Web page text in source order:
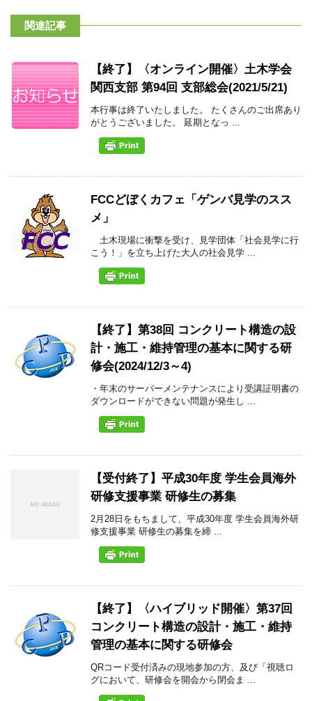
関連記事
【終了】〈オンライン開催〉土木学会
関西支部 第94回 支部総会(2021/5/21)
本行事は終了いたしました。 たくさんのご出席あり
がとうございました。 延期となっ ...
FCCどぼくカフェ「ゲンバ見学のスス
メ」
土木現場に衝撃を受け、見学団体「社会見学に行
こう！」を立ち上げた大人の社会見学 ...
【終了】第38回 コンクリート構造の設
計・施工・維持管理の基本に関する研
修会(2024/12/3～4)
・年末のサーバーメンテナンスにより受講証明書の
ダウンロードができない問題が発生し ...
【受付終了】平成30年度 学生会員海外
研修支援事業 研修生の募集
2月28日をもちまして、平成30年度 学生会員海外研
修支援事業 研修生の募集を締 ...
【終了】〈ハイブリッド開催〉第37回
コンクリート構造の設計・施工・維持
管理の基本に関する研修会
QRコード受付済みの現地参加の方、及び「視聴ロ
グにおいて、研修会を開会から閉会ま ...